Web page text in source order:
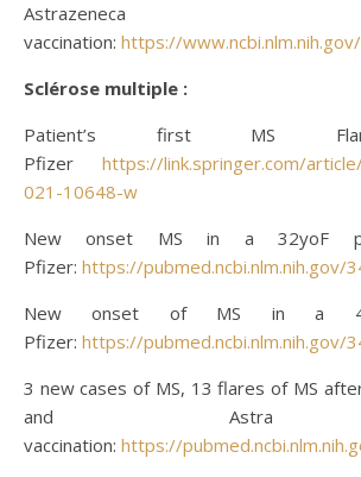
Astrazeneca
vaccination: https://
Sclérose multiple :
Patient’s first MS
Pfizer https://link.springer.com/
021-10648-w
New onset MS in a 32yoF
Pfizer: https://pubmed.ncbi.nlm.nih.gov/
New onset of MS in a
Pfizer: https://pubmed.ncbi.nlm.nih.gov/
3 new cases of MS, 13 flares of MS
and Astra
vaccination: https://